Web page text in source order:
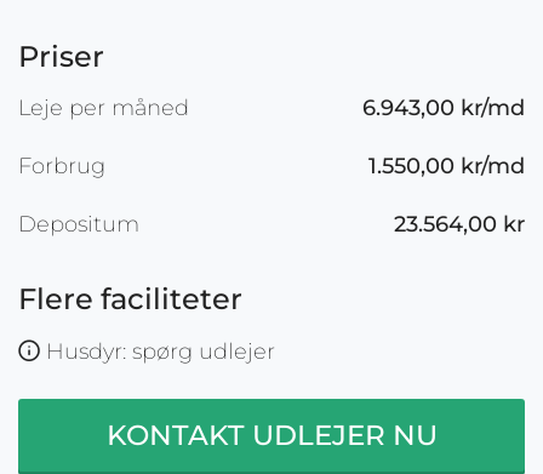
Priser
Leje per måned 6.943,00 kr/md
Forbrug 1.550,00 kr/md
Depositum 23.564,00 kr
Flere faciliteter
Husdyr: spørg udlejer
KONTAKT UDLEJER NU